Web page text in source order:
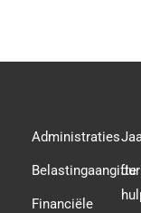
Administraties
Belastingaangifte
Financiële